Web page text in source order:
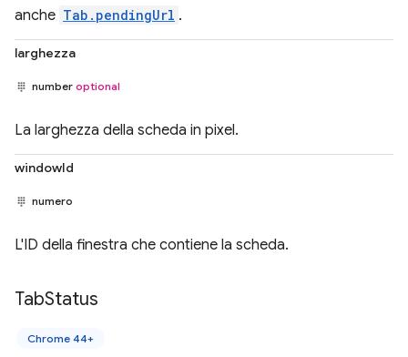
anche Tab.pendingUrl .
larghezza
number optional
La larghezza della scheda in pixel.
windowId
numero
L'ID della finestra che contiene la scheda.
TabStatus
Chrome 44+